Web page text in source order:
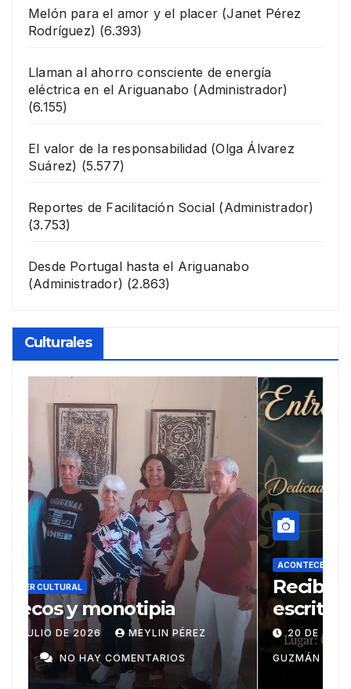
Melón para el amor y el placer (Janet Pérez
Rodríguez) (6.393)
Llaman al ahorro consciente de energía
eléctrica en el Ariguanabo (Administrador)
(6.155)
El valor de la responsabilidad (Olga Álvarez
Suárez) (5.577)
Reportes de Facilitación Social (Administrador)
(3.753)
Desde Portugal hasta el Ariguanabo
(Administrador) (2.863)
Culturales
ACONTECER CULTURAL
Recibe reconocimientos
escritor Ariguanabense en
Casas literarias
internacionales
20 DE JUNIO DE 2026 MEYLIN PÉREZ
GUZMÁN NO HAY COMENTARIOS